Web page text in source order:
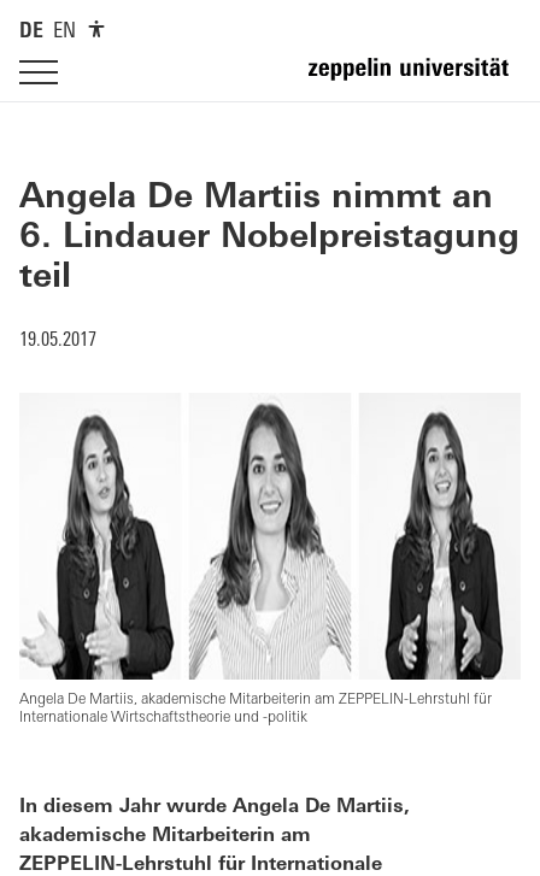
DE EN
Angela De Martiis nimmt an
6. Lindauer Nobelpreistagung
teil
19.05.2017
Angela De Martiis, akademische Mitarbeiterin am ZEPPELIN-Lehrstuhl für
Internationale Wirtschaftstheorie und -politik
In diesem Jahr wurde Angela De Martiis,
akademische Mitarbeiterin am
ZEPPELIN-Lehrstuhl für Internationale